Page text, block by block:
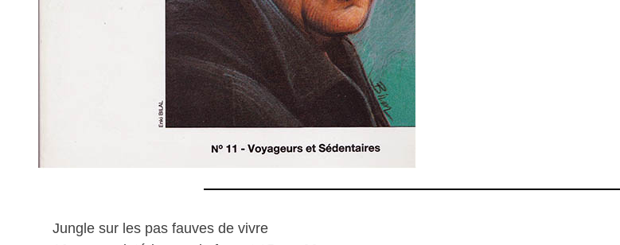
Jungle sur les pas fauves de vivre